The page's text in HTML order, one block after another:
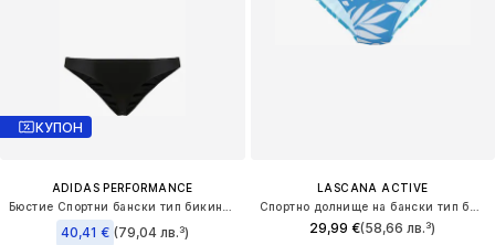
КУПОН
ADIDAS PERFORMANCE
40,41 € (79,04 лв.³)
LASCANA ACTIVE
29,99 €(58,66 лв.³)